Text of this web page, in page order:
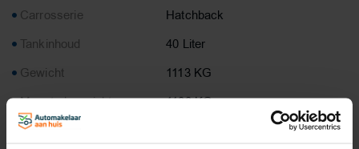
Carrosserie
Hatchback
Tankinhoud
40 Liter
Gewicht
1113 KG
Max. trekgewicht
1100 KG
Laadvermogen